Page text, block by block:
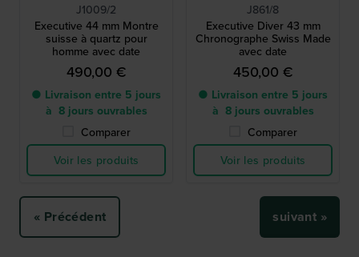
J1009/2
Executive 44 mm Montre
suisse à quartz pour
homme avec date
490,00 €
● Livraison entre 5 jours
à 8 jours ouvrables
Comparer
Voir les produits
J861/8
Executive Diver 43 mm
Chronographe Swiss Made
avec date
450,00 €
● Livraison entre 5 jours
à 8 jours ouvrables
Comparer
Voir les produits
« Précédent suivant »